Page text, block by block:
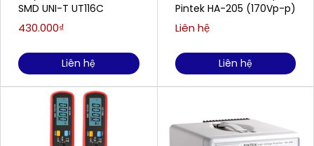
SMD UNI-T UT116C
430.000₫
Liên hệ
Pintek HA-205 (170Vp-p)
Liên hệ
Liên hệ